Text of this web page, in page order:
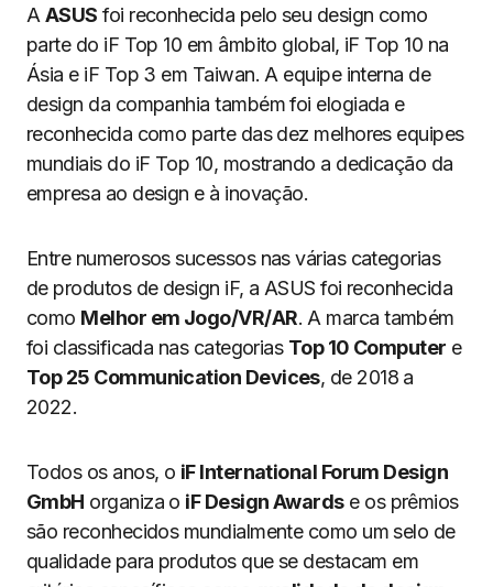
A ASUS foi reconhecida pelo seu design como
parte do iF Top 10 em âmbito global, iF Top 10 na
Ásia e iF Top 3 em Taiwan. A equipe interna de
design da companhia também foi elogiada e
reconhecida como parte das dez melhores equipes
mundiais do iF Top 10, mostrando a dedicação da
empresa ao design e à inovação.
Entre numerosos sucessos nas várias categorias
de produtos de design iF, a ASUS foi reconhecida
como Melhor em Jogo/VR/AR. A marca também
foi classificada nas categorias Top 10 Computer e
Top 25 Communication Devices, de 2018 a
2022.
Todos os anos, o iF International Forum Design
GmbH organiza o iF Design Awardse os prêmios
são reconhecidos mundialmente como um selo de
qualidade para produtos que se destacam em